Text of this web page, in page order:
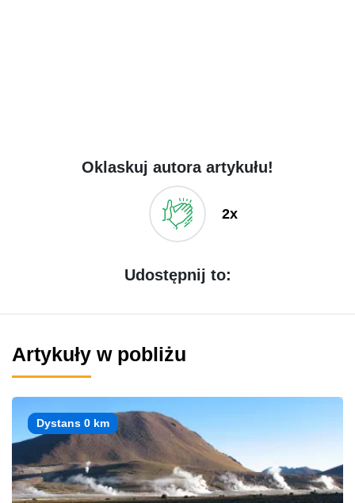
Oklaskuj autora artykułu!
2x
Udostępnij to:
Artykuły w pobliżu
Dystans 0 km